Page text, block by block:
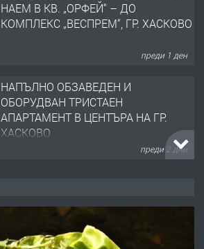
НАЕМ В КВ. „ОРФЕЙ“ – ДО
КОМПЛЕКС „ВЕСПРЕМ“, ГР. ХАСКОВО
преди 1 ден
НАПЪЛНО ОБЗАВЕДЕН И
ОБОРУДВАН ТРИСТАЕН
АПАРТАМЕНТ В ЦЕНТЪРА НА ГР.
ХАСКОВО
преди 2 дни
преди 2 дни